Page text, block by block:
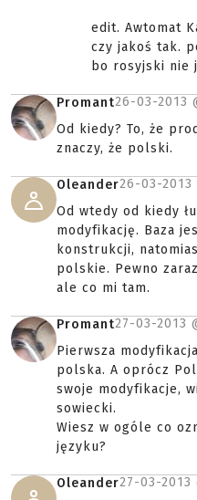
edit. Awtomat
czy jakoś tak.
bo rosyjski nie
Promant26-03-2013
Od kiedy? To, że
znaczy, że polski.
Oleander26-03-2013
Od wtedy od kiedy
modyfikację. Baza
konstrukcji,
polskie. Pewno
ale co mi tam.
Promant27-03-2013
Pierwsza
polska. A oprócz
swoje modyfikacje,
sowiecki.
Wiesz w ogóle co
języku?
Oleander27-03-2013